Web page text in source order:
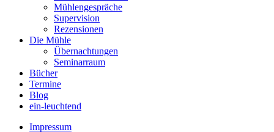
Mühlengespräche
Supervision
Rezensionen
Die Mühle
Übernachtungen
Seminarraum
Bücher
Termine
Blog
ein-leuchtend
Impressum